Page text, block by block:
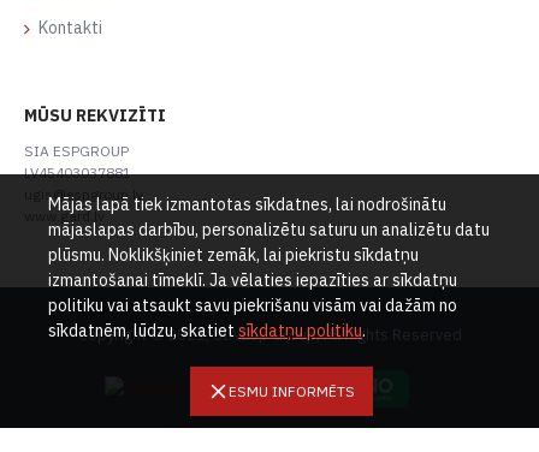
Kontakti
MŪSU REKVIZĪTI
SIA ESPGROUP
LV45403037881
ugis@espgroup.lv
www.gard.lv
Copyright © 2021, SIA Esp Group, All Rights Reserved
ESMU INFORMĒTS
Mājas lapā tiek izmantotas sīkdatnes, lai nodrošinātu
mājaslapas darbību, personalizētu saturu un analizētu datu
plūsmu. Noklikšķiniet zemāk, lai piekristu sīkdatņu
izmantošanai tīmeklī. Ja vēlaties iepazīties ar sīkdatņu
politiku vai atsaukt savu piekrišanu visām vai dažām no
sīkdatnēm, lūdzu, skatiet sīkdatņu politiku.